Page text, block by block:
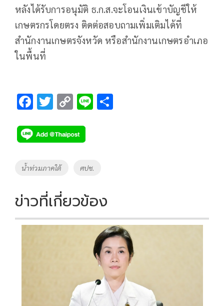
หลังได้รับการอนุมัติ ธ.ก.ส.จะโอนเงินเข้าบัญชีให้
เกษตรกรโดยตรง ติดต่อสอบถามเพิ่มเติมได้ที่
สำนักงานเกษตรจังหวัด หรือสำนักงานเกษตรอำเภอ
ในพื้นที่
F
e
b
o
k
T
tt
er
C
p
y
Li
k
Li
Tags
น้ำท่วมภาคใต้ ศปช.
ข่าวที่เกี่ยวข้อง